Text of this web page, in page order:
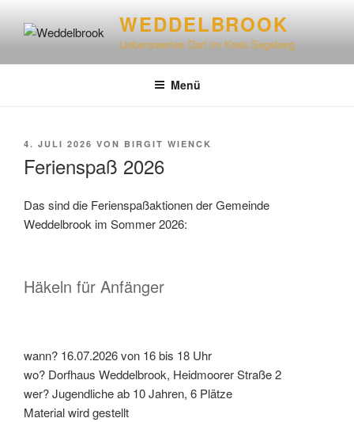
WEDDELBROOK
Liebenswertes Dorf im Kreis Segeberg
Menü
4. JULI 2026 VON BIRGIT WIENCK
Ferienspaß 2026
Das sind die Ferienspaßaktionen der Gemeinde
Weddelbrook im Sommer 2026:
Häkeln für Anfänger
wann? 16.07.2026 von 16 bis 18 Uhr
wo? Dorfhaus Weddelbrook, Heidmoorer Straße 2
wer? Jugendliche ab 10 Jahren, 6 Plätze
Material wird gestellt